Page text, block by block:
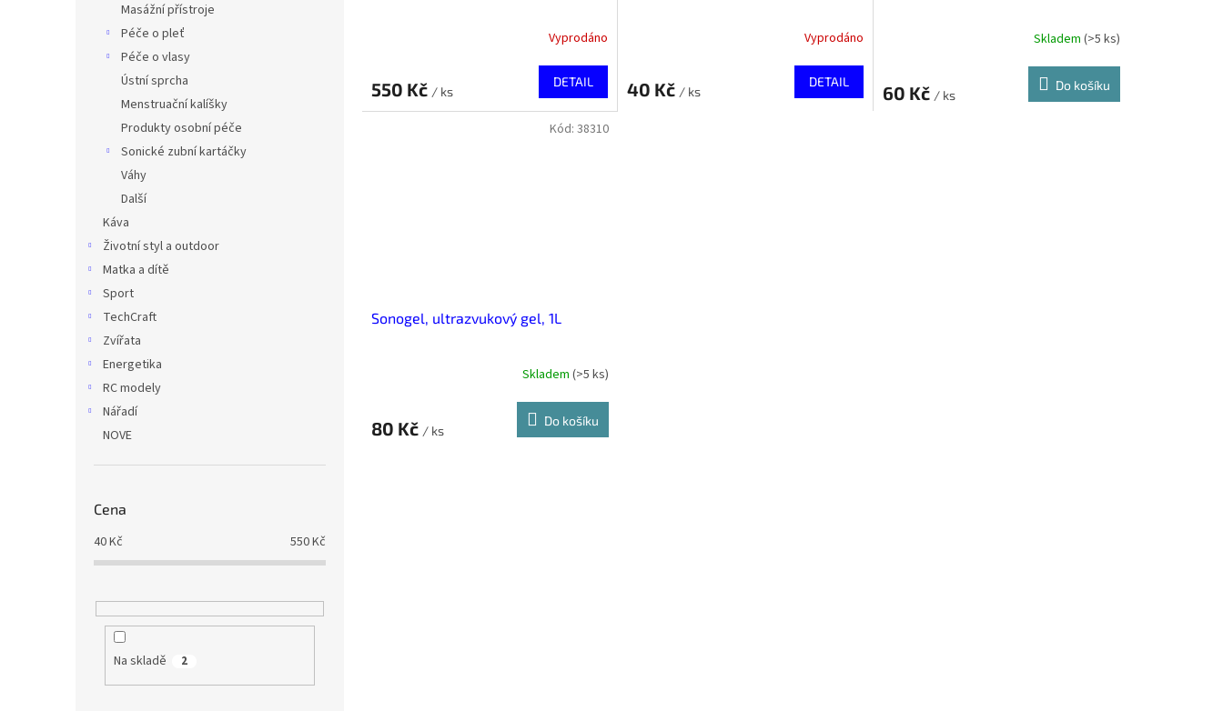
Masážní přístroje
Péče o pleť
Péče o vlasy
Ústní sprcha
Menstruační kalíšky
Produkty osobní péče
Sonické zubní kartáčky
Váhy
Další
Káva
Životní styl a outdoor
Matka a dítě
Sport
TechCraft
Zvířata
Energetika
RC modely
Nářadí
NOVE
Cena
40Kč 550Kč
Na skladě 2
Vyprodáno
550 Kč / ks
DETAIL
Vyprodáno
40 Kč / ks
DETAIL
Skladem (>5 ks)
60 Kč / ks
Do košíku
Sonogel, ultrazvukový gel, 1L
Skladem (>5 ks)
80 Kč / ks
Do košíku
Kód: 38310